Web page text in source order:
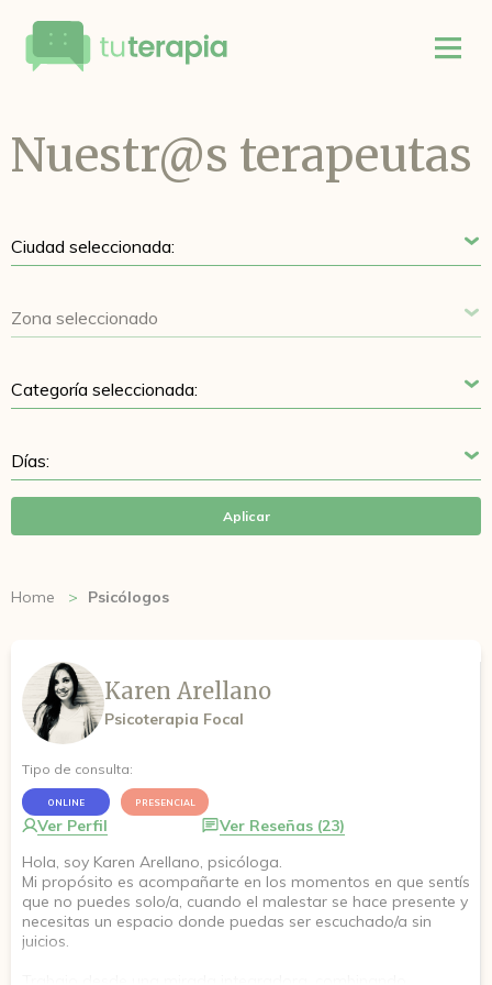
Nuestr@s terapeutas
Aplicar
Home Psicólogos
Karen Arellano
Psicoterapia Focal
Tipo de consulta:
ONLINE PRESENCIAL
Ver Perfil
Ver Reseñas (23)
Hola, soy Karen Arellano, psicóloga.
Mi propósito es acompañarte en los momentos en que sentís
que no puedes solo/a, cuando el malestar se hace presente y
necesitas un espacio donde puedas ser escuchado/a sin
juicios.